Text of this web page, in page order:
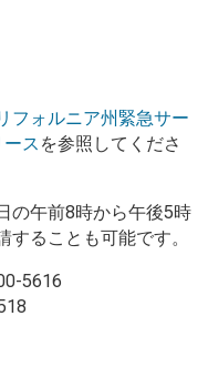
フォルニア州緊急サー
ス を参照してくださ
の午前8時から午後5時
ることも可能です。
5616